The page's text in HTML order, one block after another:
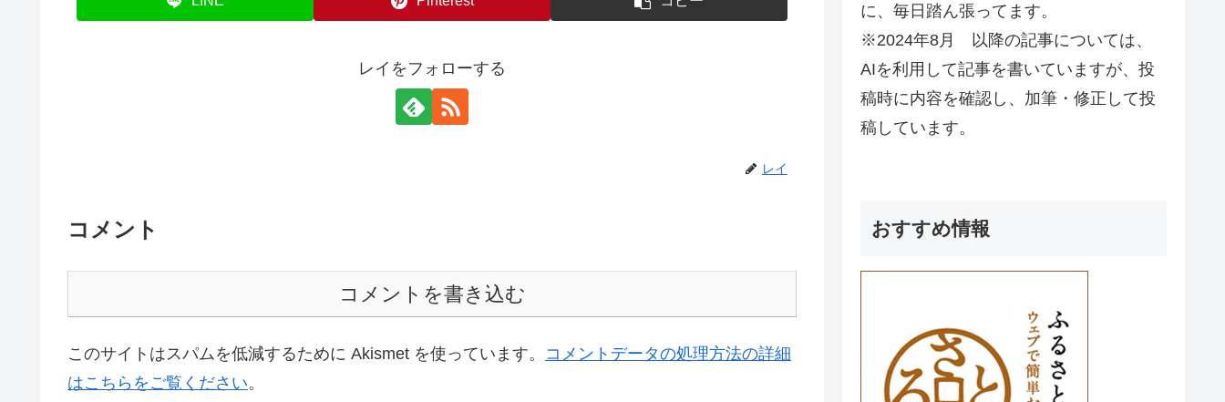
レイをフォローする
レイ
コメント
コメントを書き込む
このサイトはスパムを低減するために Akismet を使っています。 コメントデータの処理方法の詳細
はこちらをご覧ください。
に、毎日踏ん張ってます。
※2024年8月 以降の記事については、
AIを利用して記事を書いていますが、投
稿時に内容を確認し、加筆・修正して投
稿しています。
おすすめ情報